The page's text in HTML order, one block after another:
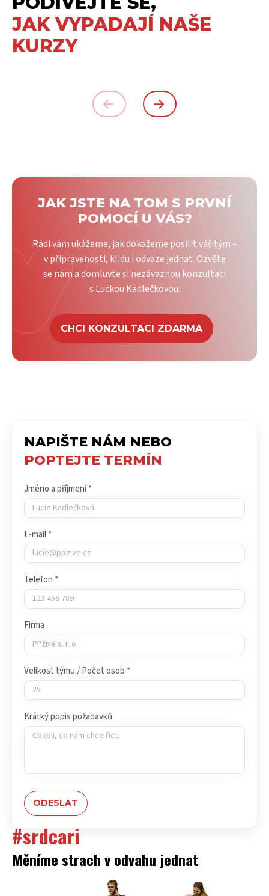
JAK VYPADAJÍ NAŠE
KURZY
JAK JSTE NA TOM S PRVNÍ
POMOCÍ U VÁS?
Rádi vám ukážeme, jak dokážeme posílit váš tým –
v připravenosti, klidu i odvaze jednat. Ozvěte
se nám a domluvte si nezávaznou konzultaci
s Luckou Kadlečkovou.
CHCI KONZULTACI ZDARMA
NAPIŠTE NÁM NEBO
POPTEJTE TERMÍN
Jméno a příjmení *
E-mail *
Telefon *
Firma
Velikost týmu / Počet osob *
Krátký popis požadavků
#srdcari
Měníme strach v odvahu jednat